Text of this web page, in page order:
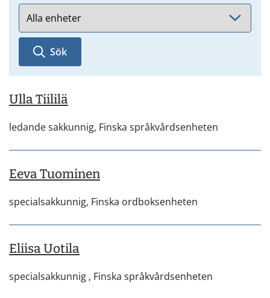
Sök
Ulla Tiililä
ledande sakkunnig, Finska språkvårdsenheten
Eeva Tuominen
specialsakkunnig, Finska ordboksenheten
Eliisa Uotila
specialsakkunnig , Finska språkvårdsenheten